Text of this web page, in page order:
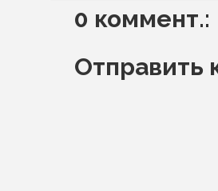
0 коммент.:
Отправить